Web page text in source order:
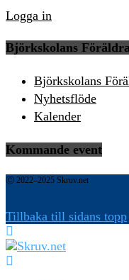
Logga in
Björkskolans
Björkskolans
Nyhetsflöde
Kalender
Kommande event
Ⓒ 2022–2025 Skruv.net
Tillbaka till sidans topp